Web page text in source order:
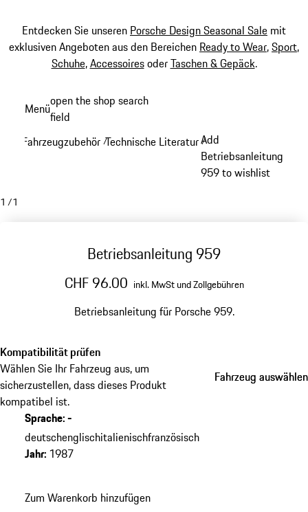
Entdecken Sie unseren Porsche Design Seasonal Sale mit
exklusiven Angeboten aus den Bereichen Ready to Wear,Sport,
Schuhe,AccessoiresoderTaschen & Gepäck.
Hauptinhalt
Menüopen the shop search
field
Fahrzeugzubehör /Technische Literatur/
Add
Betriebsanleitung
959 to wishlist
1 /1
Betriebsanleitung 959
CHF 96.00 inkl. MwSt und Zollgebühren
Betriebsanleitung für Porsche 959.
Kompatibilität prüfen
Wählen Sie Ihr Fahrzeug aus, um
sicherzustellen, dass dieses Produkt
kompatibel ist.
Fahrzeug auswählen
Fahrzeug auswählen
Sprache:-
deutschenglischitalienischfranzösisch
Jahr: 1987
Zum Warenkorb hinzufügen